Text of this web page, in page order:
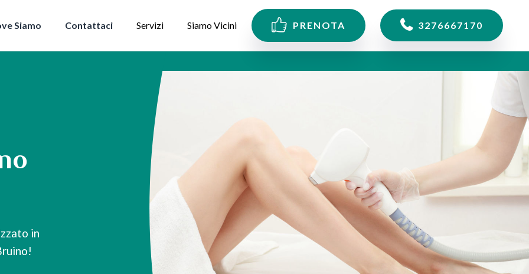
Siamo Contattaci Servizi Siamo Vicini PRENOTA 3276667170
in